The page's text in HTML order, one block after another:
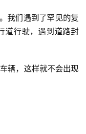
我们遇到了罕见的复
道行驶，遇到道路封
辆，这样就不会出现